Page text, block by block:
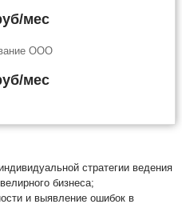
мес
ООО
мес
стратегии ведения
бизнеса;
и выявление ошибок в